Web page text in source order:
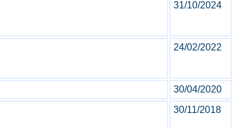
31/10/2024
24/02/2022
30/04/2020
30/11/2018